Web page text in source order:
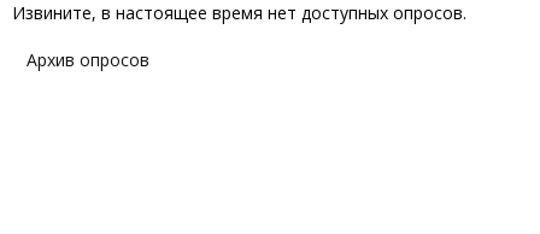
Извините, в настоящее время нет доступных опросов.
Архив опросов